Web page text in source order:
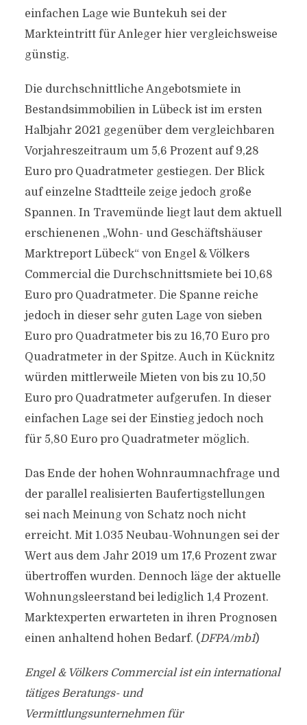
einfachen Lage wie Buntekuh sei der
Markteintritt für Anleger hier vergleichsweise
günstig.
Die durchschnittliche Angebotsmiete in
Bestandsimmobilien in Lübeck ist im ersten
Halbjahr 2021 gegenüber dem vergleichbaren
Vorjahreszeitraum um 5,6 Prozent auf 9,28
Euro pro Quadratmeter gestiegen. Der Blick
auf einzelne Stadtteile zeige jedoch große
Spannen. In Travemünde liegt laut dem aktuell
erschienenen „Wohn- und Geschäftshäuser
Marktreport Lübeck“ von Engel & Völkers
Commercial die Durchschnittsmiete bei 10,68
Euro pro Quadratmeter. Die Spanne reiche
jedoch in dieser sehr guten Lage von sieben
Euro pro Quadratmeter bis zu 16,70 Euro pro
Quadratmeter in der Spitze. Auch in Kücknitz
würden mittlerweile Mieten von bis zu 10,50
Euro pro Quadratmeter aufgerufen. In dieser
einfachen Lage sei der Einstieg jedoch noch
für 5,80 Euro pro Quadratmeter möglich.
Das Ende der hohen Wohnraumnachfrage und
der parallel realisierten Baufertigstellungen
sei nach Meinung von Schatz noch nicht
erreicht. Mit 1.035 Neubau-Wohnungen sei der
Wert aus dem Jahr 2019 um 17,6 Prozent zwar
übertroffen wurden. Dennoch läge der aktuelle
Wohnungsleerstand bei lediglich 1,4 Prozent.
Marktexperten erwarteten in ihren Prognosen
einen anhaltend hohen Bedarf. (DFPA/mb1)
Engel & Völkers Commercial ist ein international
tätiges Beratungs- und
Vermittlungsunternehmen für